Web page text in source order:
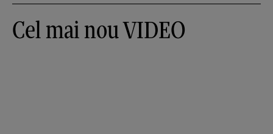
Cel mai nou VIDEO